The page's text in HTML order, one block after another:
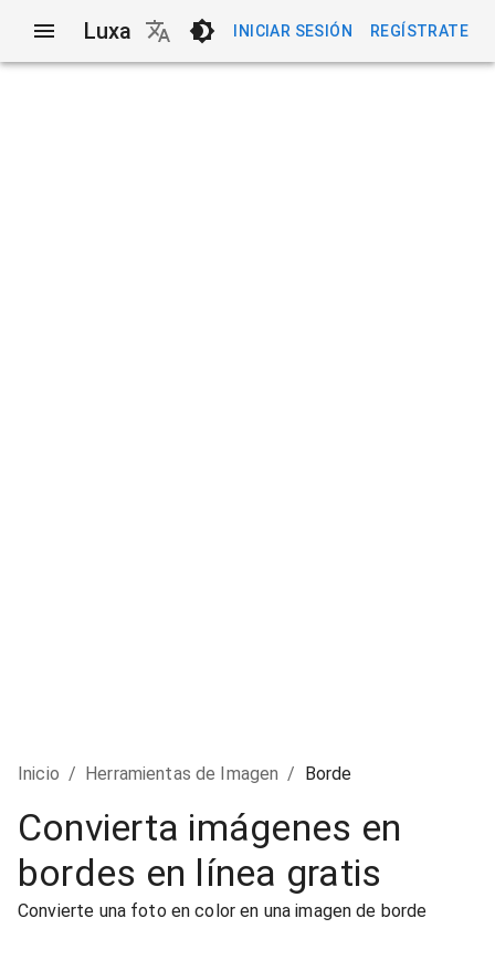
Luxa INICIAR SESIÓN REGÍSTRATE
Inicio / Herramientas de Imagen / Borde
Convierta imágenes en
bordes en línea gratis
Convierte una foto en color en una imagen de borde